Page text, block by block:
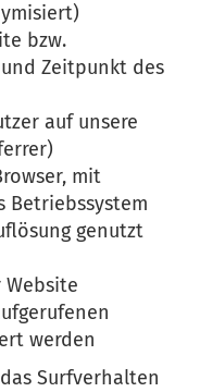
bzw.
Zeitpunkt des
auf unsere
mit
Betriebssystem
genutzt
werden
Surfverhalten